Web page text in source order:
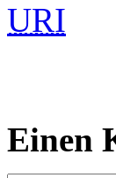
URI
Einen